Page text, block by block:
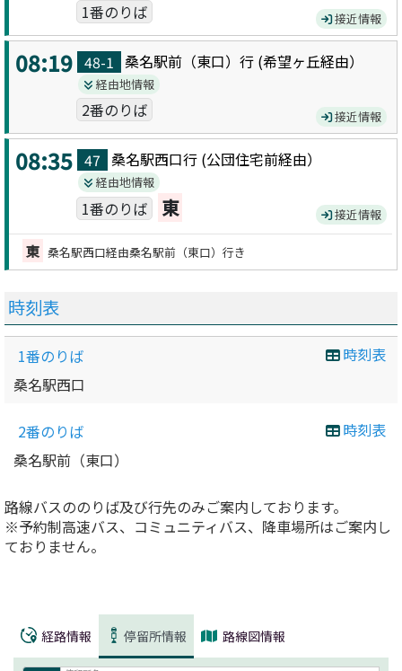
1番のりば 接近情報
08:19 48-1 桑名駅前（東口） 行 (希望ヶ丘経由）
経由地情報
2番のりば 接近情報
08:35 47 桑名駅西口行 (公団住宅前経由）
経由地情報
1番のりば 東 接近情報
東 桑名駅西口経由桑名駅前（東口）行き
時刻表
時刻表
1番のりば
桑名駅西口
時刻表
2番のりば
桑名駅前（東口）
路線バスののりば及び行先のみご案内しております。
※予約制高速バス、コミュニティバス、降車場所はご案内し
ておりません。
経路情報 停留所情報 路線図情報